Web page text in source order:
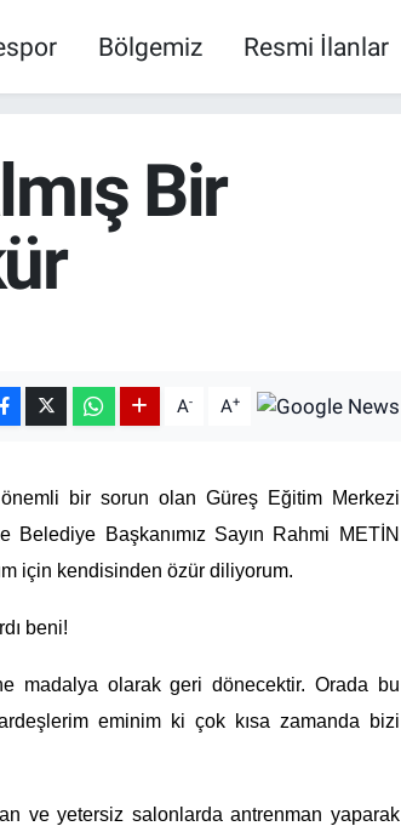
Bölgemiz Resmi İlanlar
Bir
A- A+
bir sorun olan Güreş Eğitim Merkezi
Başkanımız Sayın Rahmi METİN
için kendisinden özür diliyorum.
beni!
madalya olarak geri dönecektir. Orada bu
eminim ki çok kısa zamanda bizi
ve yetersiz salonlarda antrenman yaparak